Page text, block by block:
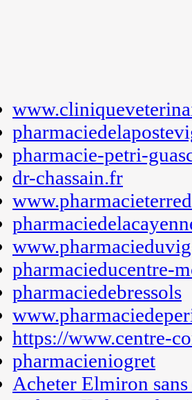
pharmacie-petri-
dr-chassain.fr
pharmacieducentre-
pharmaciedebressols
https://www.centre-
pharmacieniogret
Acheter Elmiron